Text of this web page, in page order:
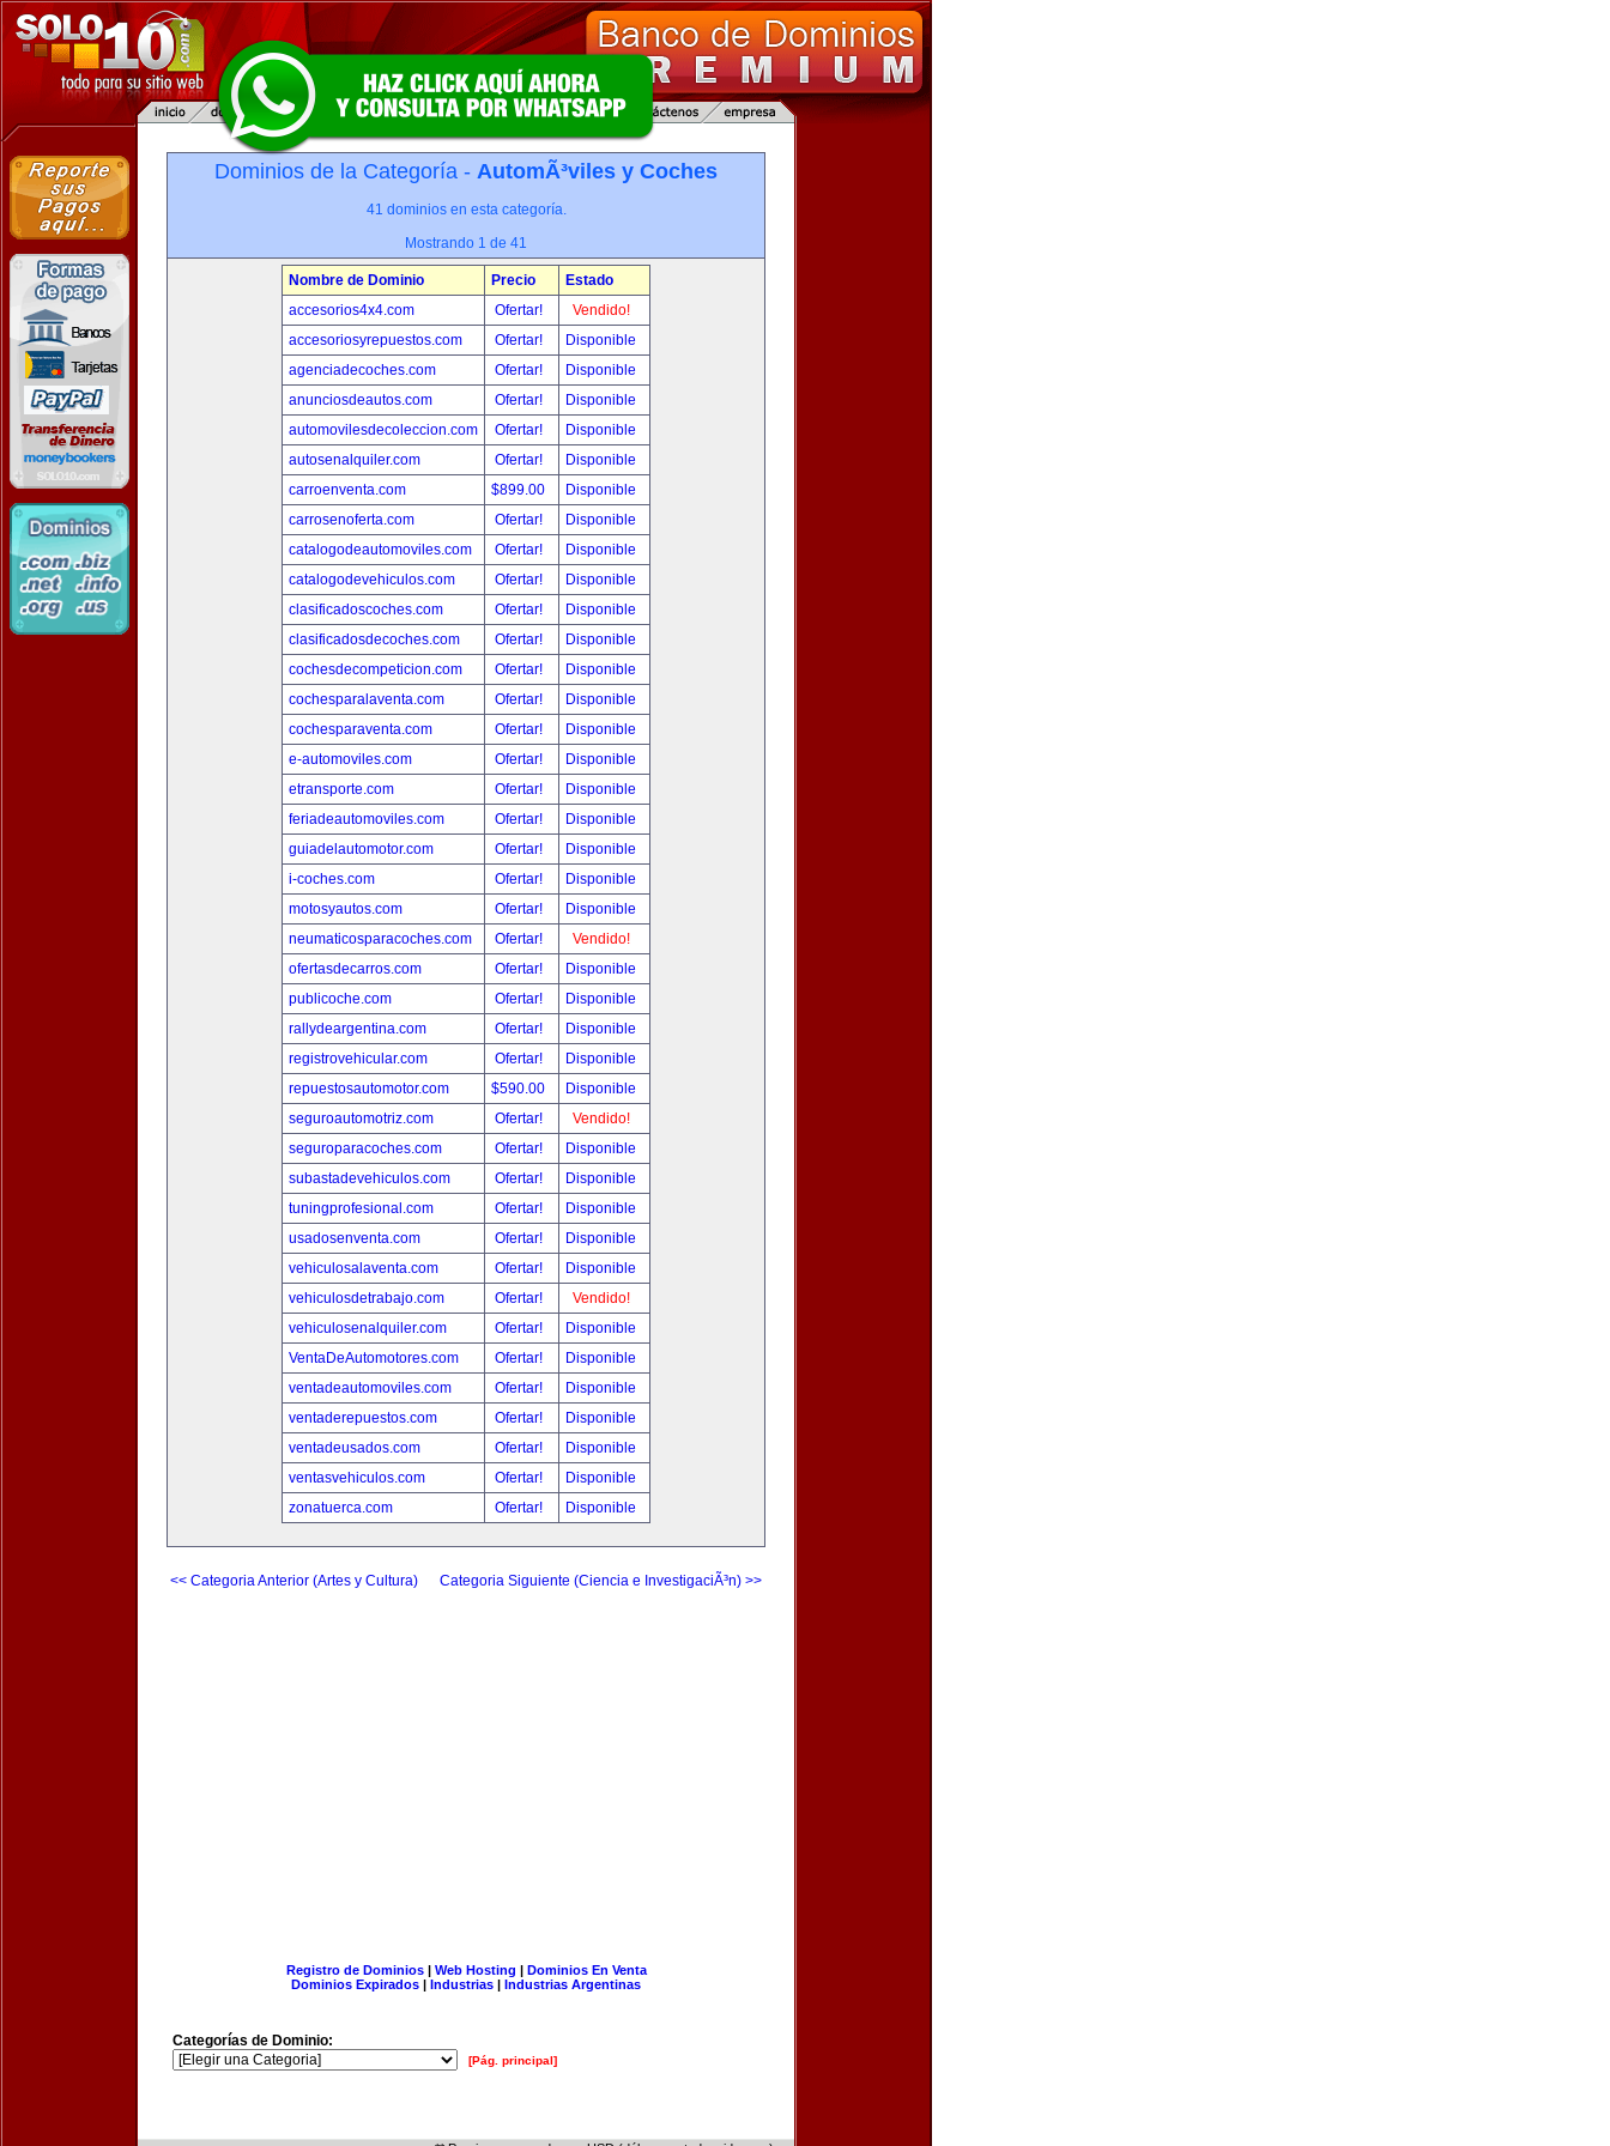
Dominios de la Categoría - AutomÃ³viles y Coches
41 dominios en esta categoría.
Mostrando 1 de 41
Nombre de Dominio Precio
Estado
accesorios4x4.com
Ofertar!
Vendido!
accesoriosyrepuestos.com
Ofertar!
Disponible
agenciadecoches.com
Ofertar!
Disponible
anunciosdeautos.com
Ofertar!
Disponible
automovilesdecoleccion.com
Ofertar!
Disponible
autosenalquiler.com
Ofertar!
Disponible
carroenventa.com
$899.00
Disponible
carrosenoferta.com
Ofertar!
Disponible
catalogodeautomoviles.com
Ofertar!
Disponible
catalogodevehiculos.com
Ofertar!
Disponible
clasificadoscoches.com
Ofertar!
Disponible
clasificadosdecoches.com
Ofertar!
Disponible
cochesdecompeticion.com
Ofertar!
Disponible
cochesparalaventa.com
Ofertar!
Disponible
cochesparaventa.com
Ofertar!
Disponible
e-automoviles.com
Ofertar!
Disponible
etransporte.com
Ofertar!
Disponible
feriadeautomoviles.com
Ofertar!
Disponible
guiadelautomotor.com
Ofertar!
Disponible
i-coches.com
Ofertar!
Disponible
motosyautos.com
Ofertar!
Disponible
neumaticosparacoches.com
Ofertar!
Vendido!
ofertasdecarros.com
Ofertar!
Disponible
publicoche.com
Ofertar!
Disponible
rallydeargentina.com
Ofertar!
Disponible
registrovehicular.com
Ofertar!
Disponible
repuestosautomotor.com
$590.00
Disponible
seguroautomotriz.com
Ofertar!
Vendido!
seguroparacoches.com
Ofertar!
Disponible
subastadevehiculos.com
Ofertar!
Disponible
tuningprofesional.com
Ofertar!
Disponible
usadosenventa.com
Ofertar!
Disponible
vehiculosalaventa.com
Ofertar!
Disponible
vehiculosdetrabajo.com
Ofertar!
Vendido!
vehiculosenalquiler.com
Ofertar!
Disponible
VentaDeAutomotores.com
Ofertar!
Disponible
ventadeautomoviles.com
Ofertar!
Disponible
ventaderepuestos.com
Ofertar!
Disponible
ventadeusados.com
Ofertar!
Disponible
ventasvehiculos.com
Ofertar!
Disponible
zonatuerca.com
Ofertar! Disponible
<< Categoria Anterior (Artes y Cultura) Categoria Siguiente (Ciencia e InvestigaciÃ³n) >>
Registro de Dominios| Web Hosting | Dominios En Venta
Dominios Expirados | Industrias | Industrias Argentinas
Categorías de Dominio:
[Pág. principal]